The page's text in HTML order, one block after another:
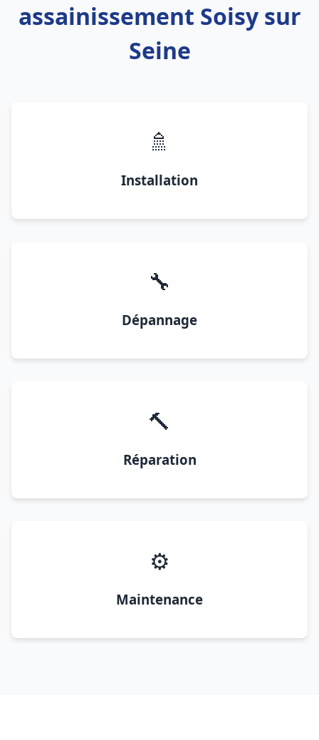
assainissement Soisy sur
Seine
🚿
Installation
🔧
Dépannage
🔨
Réparation
⚙️
Maintenance